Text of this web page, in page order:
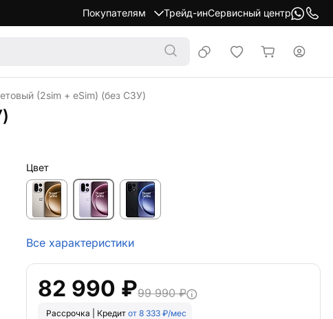
Покупателям Трейд-инСервисный центр
(2sim + eSim) (без СЗУ)
Цвет
Все характеристики
82 990 ₽99 990 ₽
Рассрочка | Кредит от 8 333 ₽/мес